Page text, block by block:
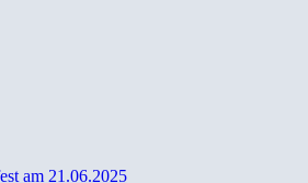
am 21.06.2025